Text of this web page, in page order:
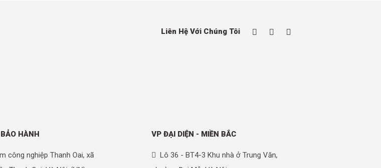
Liên Hệ Với Chúng Tôi
HÀNH
công nghiệp Thanh Oai, xã
VP ĐẠI DIỆN - MIỀN BẮC
Lô 36 - BT4-3 Khu nhà ở Trung Văn,